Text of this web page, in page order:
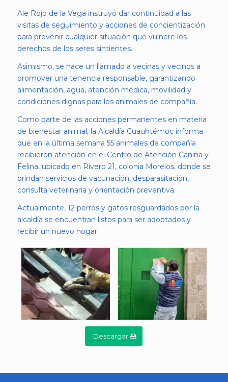
Ale Rojo de la Vega instruyó dar continuidad a las
visitas de seguimiento y acciones de concientización
para prevenir cualquier situación que vulnere los
derechos de los seres sintientes.
Asimismo, se hace un llamado a vecinas y vecinos a
promover una tenencia responsable, garantizando
alimentación, agua, atención médica, movilidad y
condiciones dignas para los animales de compañía.
Como parte de las acciones permanentes en materia
de bienestar animal, la Alcaldía Cuauhtémoc informa
que en la última semana 55 animales de compañía
recibieron atención en el Centro de Atención Canina y
Felina, ubicado en Rivero 21, colonia Morelos, donde se
brindan servicios de vacunación, desparasitación,
consulta veterinaria y orientación preventiva.
Actualmente, 12 perros y gatos resguardados por la
alcaldía se encuentran listos para ser adoptados y
recibir un nuevo hogar.
Descargar